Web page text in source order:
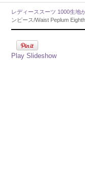
レディーススーツ 1000生地
ンピース/Waist Peplum
Play Slideshow